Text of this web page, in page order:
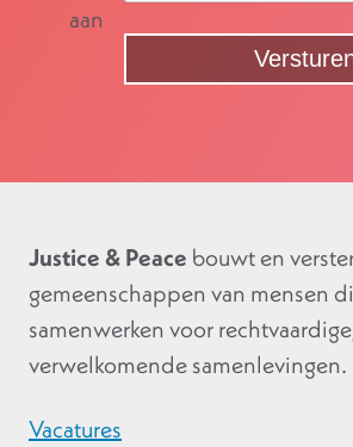
aan
Justice & Peace bouwt en
gemeenschappen van mensen
samenwerken voor
verwelkomende samenlevingen.
Vacatures